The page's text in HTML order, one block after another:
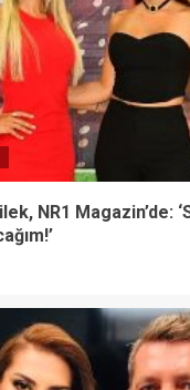
NR1 Magazin’de: